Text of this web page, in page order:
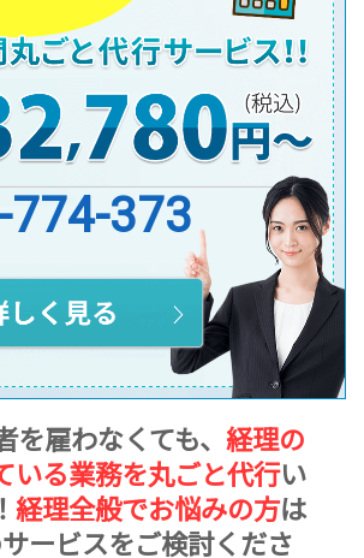
774-373
を雇わなくても、 経理の
いる業務を丸ごと代行い
経理全般でお悩みの方は
ービスをご検討くださ